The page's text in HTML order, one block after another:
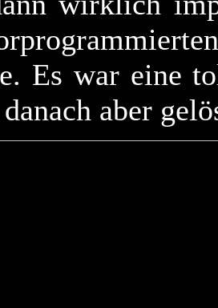
Es war eine
aber